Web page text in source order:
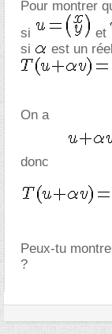
Pour montrer
si
et
si
est un
On a
donc
Peux-tu
?